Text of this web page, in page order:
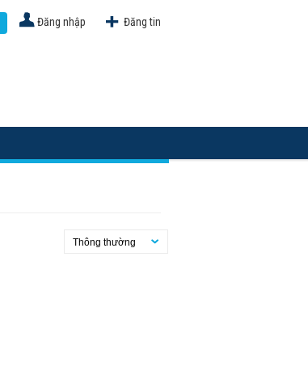
Đăng tin
Đăng nhập
Thông thường